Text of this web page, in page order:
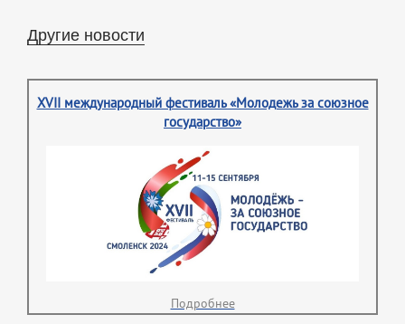
Другие новости
XVII международный фестиваль «Молодежь за союзное
государство»
Подробнее